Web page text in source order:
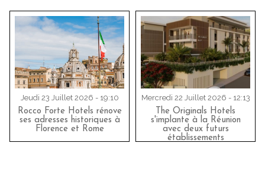
Jeudi 23 Juillet 2026 - 19:10
Rocco Forte Hotels rénove
ses adresses historiques à
Florence et Rome
Mercredi 22 Juillet 2026 - 12:13
The Originals Hotels
s'implante à la Réunion
avec deux futurs
établissements